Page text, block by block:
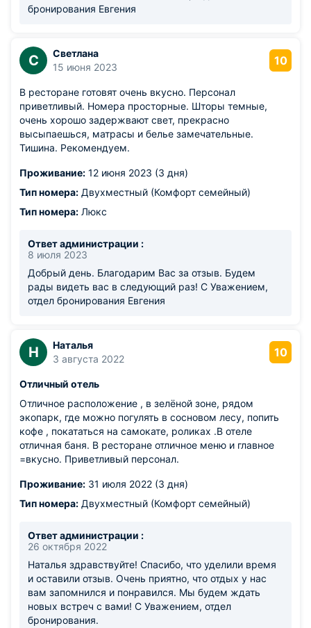
бронирования Евгения
С
Светлана
15 июня 2023
10
В ресторане готовят очень вкусно. Персонал
приветливый. Номера просторные. Шторы темные,
очень хорошо задержвают свет, прекрасно
высыпаешься, матрасы и белье замечательные.
Тишина. Рекомендуем.
Проживание: 12 июня 2023 (3 дня)
Тип номера: Двухместный (Комфорт семейный)
Тип номера: Люкс
Ответ администрации :
8 июля 2023
Добрый день. Благодарим Вас за отзыв. Будем
рады видеть вас в следующий раз! С Уважением,
отдел бронирования Евгения
Н
Наталья
3 августа 2022
10
Отличный отель
Отличное расположение , в зелёной зоне, рядом
экопарк, где можно погулять в сосновом лесу, попить
кофе , покататься на самокате, роликах .В отеле
отличная баня. В ресторане отличное меню и главное
=вкусно. Приветливый персонал.
Проживание: 31 июля 2022 (3 дня)
Тип номера: Двухместный (Комфорт семейный)
Ответ администрации :
26 октября 2022
Наталья здравствуйте! Спасибо, что уделили время
и оставили отзыв. Очень приятно, что отдых у нас
вам запомнился и понравился. Мы будем ждать
новых встреч с вами! С Уважением, отдел
бронирования.